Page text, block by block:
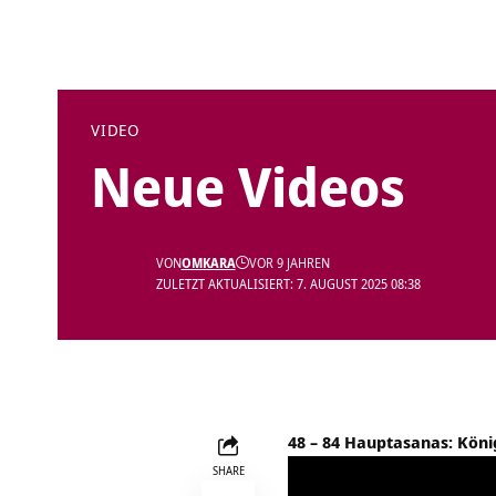
VIDEO
Neue Videos
ZULETZT AKTUALISIERT: 7. AUGUST 2025 08:38
VONOMKARA VOR 9 JAHREN
SHARE
48 – 84 Hauptasanas: